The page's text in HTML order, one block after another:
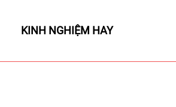
KINH NGHIỆM HAY